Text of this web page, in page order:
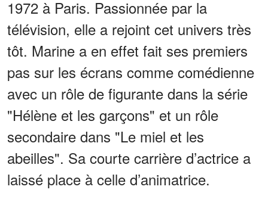
1972 à Paris. Passionnée par la
télévision, elle a rejoint cet univers très
tôt. Marine a en effet fait ses premiers
pas sur les écrans comme comédienne
avec un rôle de figurante dans la série
"Hélène et les garçons" et un rôle
secondaire dans "Le miel et les
abeilles". Sa courte carrière d’actrice a
laissé place à celle d’animatrice.